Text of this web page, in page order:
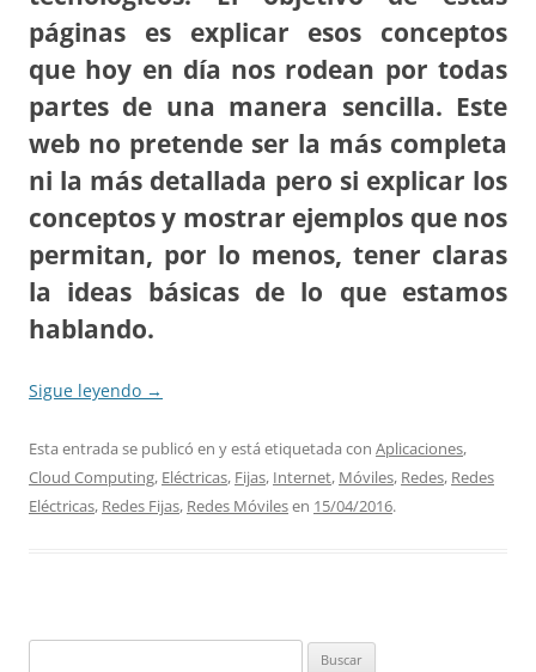
páginas es explicar esos conceptos
que hoy en día nos rodean por todas
partes de una manera sencilla. Este
web no pretende ser la más completa
ni la más detallada pero si explicar los
conceptos y mostrar ejemplos que nos
permitan, por lo menos, tener claras
la ideas básicas de lo que estamos
hablando.
Sigue leyendo →
Esta entrada se publicó en y está etiquetada con Aplicaciones,
Cloud Computing, Eléctricas, Fijas, Internet, Móviles, Redes, Redes
Eléctricas, Redes Fijas, Redes Móvilesen 15/04/2016.